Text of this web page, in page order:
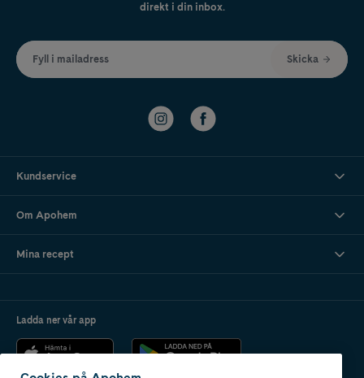
direkt i din inbox.
Fyll i mailadress Skicka
Kundservice
Om Apohem
Mina recept
Ladda ner vår app